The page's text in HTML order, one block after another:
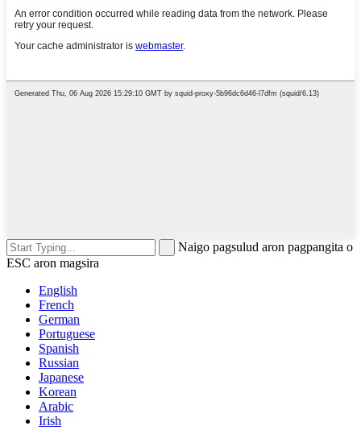
Naigo pagsulud aron pagpangita o
ESC aron magsira
English
French
German
Portuguese
Spanish
Russian
Japanese
Korean
Arabic
Irish